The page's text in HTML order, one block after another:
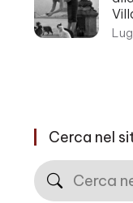
Cerca nel
Cerca